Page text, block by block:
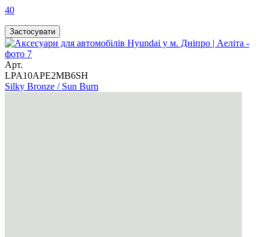
40
Арт.
LPA10APE2MB6SH
Silky Bronze / Sun Burn